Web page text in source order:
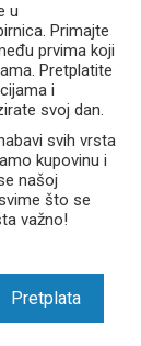
u
Primajte
prvima koji
Pretplatite
i
svoj dan.
svih vrsta
kupovinu i
našoj
što se
važno!
Pretplata